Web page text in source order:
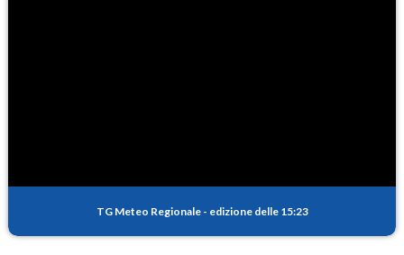
TG Meteo Regionale - edizione delle 15:23